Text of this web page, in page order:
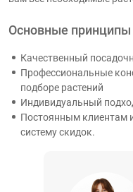
Основные
Качественный
Профессиональные
подборе растений
Индивидуальный
Постоянным клиентам
систему скидок.